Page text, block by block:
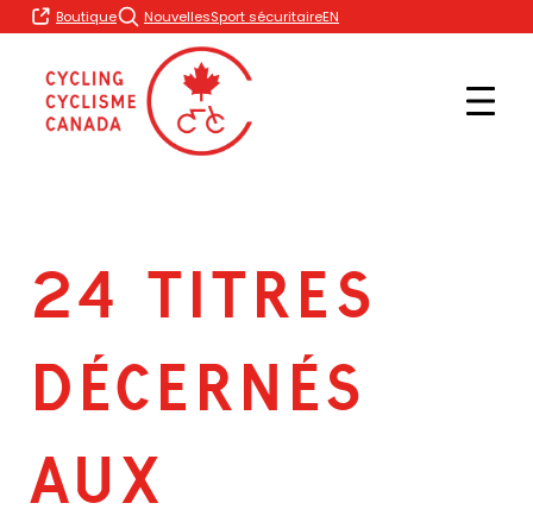
Skip
to
Boutique NouvellesSport sécuritaireEN
24 TITRES
DÉCERNÉS
AUX